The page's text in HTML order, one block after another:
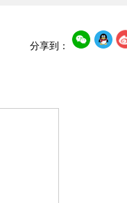
分享到：